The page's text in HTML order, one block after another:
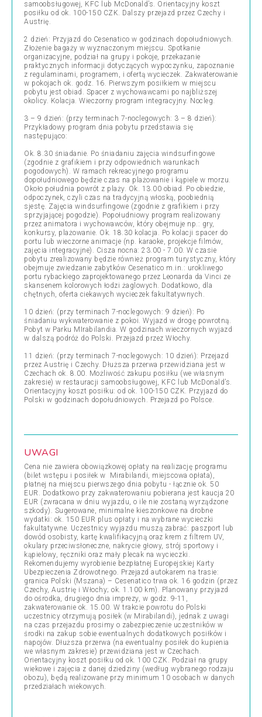
samoobsługowej, KFC lub McDonald’s. Orientacyjny koszt
posiłku od ok. 100-150 CZK. Dalszy przejazd przez Czechy i
Austrię.
2 dzień: Przyjazd do Cesenatico w godzinach dopołudniowych.
Złożenie bagaży w wyznaczonym miejscu. Spotkanie
organizacyjne, podział na grupy i pokoje, przekazanie
praktycznych informacji dotyczących wypoczynku, zapoznanie
z regulaminami, programem, i ofertą wycieczek. Zakwaterowanie
w pokojach ok. godz. 16. Pierwszym posiłkiem w miejscu
pobytu jest obiad. Spacer z wychowawcami po najbliższej
okolicy. Kolacja. Wieczorny program integracyjny. Nocleg.
3 – 9 dzień: (przy terminach 7-noclegowych: 3 – 8 dzień):
Przykładowy program dnia pobytu przedstawia się
następująco:
Ok. 8.30 śniadanie. Po śniadaniu zajęcia windsurfingowe
(zgodnie z grafikiem i przy odpowiednich warunkach
pogodowych). W ramach rekreacyjnego programu
dopołudniowego będzie czas na plażowanie i kąpiele w morzu.
Około południa powrót z plaży. Ok. 13.00 obiad. Po obiedzie,
odpoczynek, czyli czas na tradycyjną włoską, poobiednią
sjestę. Zajęcia windsurfingowe (zgodnie z grafikiem i przy
sprzyjającej pogodzie). Popołudniowy program realizowany
przez animatora i wychowawców, który obejmuje np.: gry,
konkursy, plażowanie. Ok. 18.30 kolacja. Po kolacji spacer do
portu lub wieczorne animacje (np. karaoke, projekcje filmów,
zajęcia integracyjne). Cisza nocna: 23.00 - 7.00. W czasie
pobytu zrealizowany będzie również program turystyczny, który
obejmuje zwiedzanie zabytków Cesenatico m.in.: urokliwego
portu rybackiego zaprojektowanego przez Leonarda da Vinci ze
skansenem kolorowych łodzi żaglowych. Dodatkowo, dla
chętnych, oferta ciekawych wycieczek fakultatywnych.
10 dzień: (przy terminach 7-noclegowych: 9 dzień): Po
śniadaniu wykwaterowanie z pokoi. Wyjazd w drogę powrotną.
Pobyt w Parku MIrabilandia. W godzinach wieczornych wyjazd
w dalszą podróż do Polski. Przejazd przez Włochy.
11 dzień: (przy terminach 7-noclegowych: 10 dzień): Przejazd
przez Austrię i Czechy. Dłuższa przerwa przewidziana jest w
Czechach ok. 8.00. Możliwość zakupu posiłku (we własnym
zakresie) w restauracji samoobsługowej, KFC lub McDonald’s.
Orientacyjny koszt posiłku: od ok. 100-150 CZK. Przyjazd do
Polski w godzinach dopołudniowych. Przejazd po Polsce.
UWAGI
Cena nie zawiera obowiązkowej opłaty na realizację programu
(bilet wstępu i posiłek w Mirabilandi, miejscowa opłata),
płatnej na miejscu pierwszego dnia pobytu - łącznie ok. 50
EUR. Dodatkowo przy zakwaterowaniu pobierana jest kaucja 20
EUR (zwracana w dniu wyjazdu, o ile nie zostaną wyrządzone
szkody). Sugerowane, minimalne kieszonkowe na drobne
wydatki: ok. 150 EUR plus opłaty i na wybrane wycieczki
fakultatywne. Uczestnicy wyjazdu muszą zabrać: paszport lub
dowód osobisty, kartę kwalifikacyjną oraz krem z filtrem UV,
okulary przeciwsłoneczne, nakrycie głowy, strój sportowy i
kąpielowy, ręczniki oraz mały plecak na wycieczki.
Rekomendujemy wyrobienie bezpłatnej Europejskiej Karty
Ubezpieczenia Zdrowotnego. Przejazd autokarem na trasie:
granica Polski (Mszana) – Cesenatico trwa ok. 16 godzin (przez
Czechy, Austrię i Włochy; ok. 1.100 km). Planowany przyjazd
do ośrodka, drugiego dnia imprezy, w godz. 9-11,
zakwaterowanie ok. 15.00. W trakcie powrotu do Polski
uczestnicy otrzymują posiłek (w Mirabilandi), jednak z uwagi
na czas przejazdu prosimy o zabezpieczenie uczestników w
środki na zakup sobie ewentualnych dodatkowych posiłków i
napojów. Dłuższa przerwa (na ewentualny posiłek do kupienia
we własnym zakresie) przewidziana jest w Czechach.
Orientacyjny koszt posiłku od ok. 100 CZK. Podział na grupy
wiekowe i zajęcia z danej dziedziny (według wybranego rodzaju
obozu), będą realizowane przy minimum 10 osobach w danych
przedziałach wiekowych.